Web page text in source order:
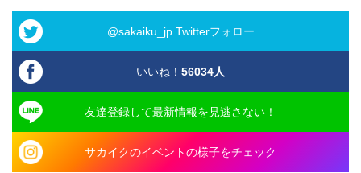
@sakaiku_jp Twitterフォロー
いいね！ 56034人
友達登録して最新情報を見逃さない！
サカイクのイベントの様子をチェック